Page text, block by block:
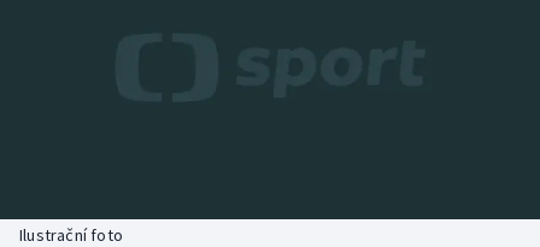
Biatlon
Aplikace ČT sport
Ilustrační foto